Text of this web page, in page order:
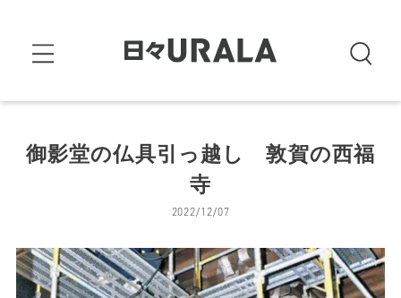
御影堂の仏具引っ越し 敦賀の西福
寺
2022/12/07